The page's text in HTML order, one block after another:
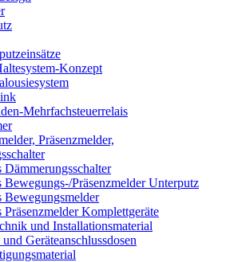
Konzept
Mehrfachsteuerrelais
Präsenzmelder,
Dämmerungsschalter
Bewegungs-/Präsenzmelder Unterputz
Bewegungsmelder
Präsenzmelder Komplettgeräte
und Installationsmaterial
Geräteanschlussdosen